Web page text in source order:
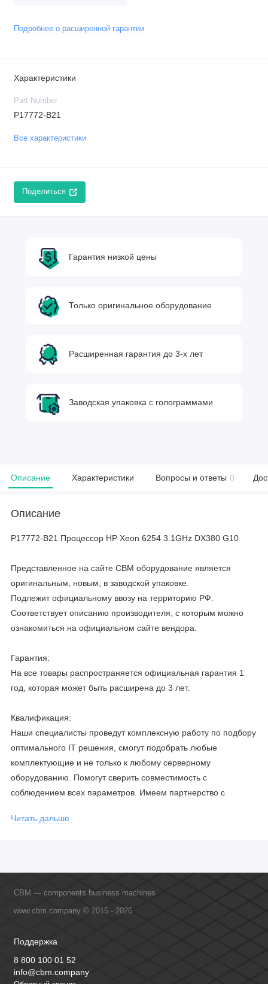
Подробнее о расширенной гарантии
Характеристики
Part Number
P17772-B21
Все характеристики
Поделиться
Гарантия низкой цены
Только оригинальное оборудование
Расширенная гарантия до 3-х лет
Заводская упаковка с голограммами
Описание Характеристики Вопросы и ответы 0
Описание
P17772-B21 Процессор HP Xeon 6254 3.1GHz DX380 G10
Представленное на сайте CBM оборудование является
оригинальным, новым, в заводской упаковке.
Подлежит официальному ввозу на территорию РФ.
Соответствует описанию производителя, с которым можно
ознакомиться на официальном сайте вендора.
Гарантия:
На все товары распространяется официальная гарантия 1
год, которая может быть расширена до 3 лет.
Квалификация:
Наши специалисты проведут комплексную работу по подбору
оптимального IT решения, смогут подобрать любые
комплектующие и не только к любому серверному
оборудованию. Помогут сверить совместимость с
соблюдением всех параметров. Имеем партнерство с
обучение сотрудников, что позволяет исключить ошибки даже
Читать дальше
CBM — components business machines
www.cbm.company © 2015 - 2026
Поддержка
8 800 100 01 52
info@cbm.company